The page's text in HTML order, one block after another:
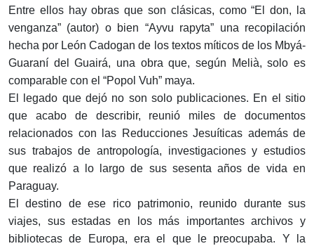
Entre ellos hay obras que son clásicas, como “El don, la
venganza” (autor) o bien “Ayvu rapyta” una recopilación
hecha por León Cadogan de los textos míticos de los Mbyá-
Guaraní del Guairá, una obra que, según Melià, solo es
comparable con el “Popol Vuh” maya.
El legado que dejó no son solo publicaciones. En el sitio
que acabo de describir, reunió miles de documentos
relacionados con las Reducciones Jesuíticas además de
sus trabajos de antropología, investigaciones y estudios
que realizó a lo largo de sus sesenta años de vida en
Paraguay.
El destino de ese rico patrimonio, reunido durante sus
viajes, sus estadas en los más importantes archivos y
bibliotecas de Europa, era el que le preocupaba. Y la